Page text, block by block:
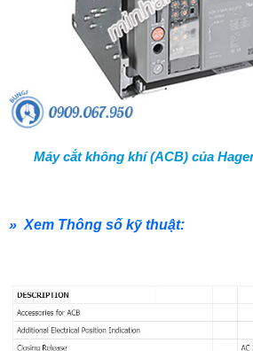
Máy cắt không khí (ACB) của
» Xem Thông số kỹ thuật: